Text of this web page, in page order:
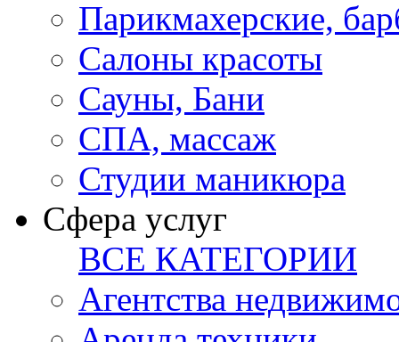
Парикмахерские,
Салоны красоты
Сауны, Бани
СПА, массаж
Студии маникюра
Сфера услуг
ВСЕ КАТЕГОРИИ
Агентства